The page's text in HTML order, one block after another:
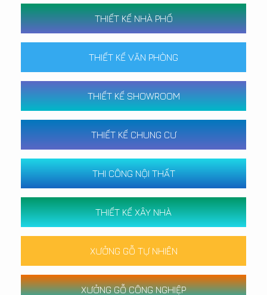
THIẾT KẾ NHÀ PHỐ
THIẾT KẾ VĂN PHÒNG
THIẾT KẾ SHOWROOM
THIẾT KẾ CHUNG CƯ
THI CÔNG NỘI THẤT
THIẾT KẾ XÂY NHÀ
XƯỞNG GỖ TỰ NHIÊN
XƯỞNG GỖ CÔNG NGHIỆP